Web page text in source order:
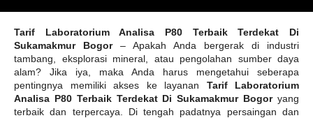
Tarif Laboratorium Analisa P80 Terbaik Terdekat Di
Sukamakmur Bogor– Apakah Anda bergerak di industri
tambang, eksplorasi mineral, atau pengolahan sumber daya
alam? Jika iya, maka Anda harus mengetahui seberapa
pentingnya memiliki akses ke layanan Tarif Laboratorium
Analisa P80 Terbaik Terdekat Di Sukamakmur Bogor yang
terbaik dan terpercaya. Di tengah padatnya persaingan dan